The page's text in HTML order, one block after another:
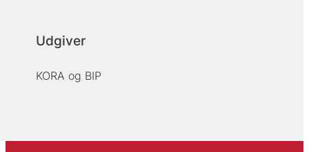
Udgiver
KORA og BIP